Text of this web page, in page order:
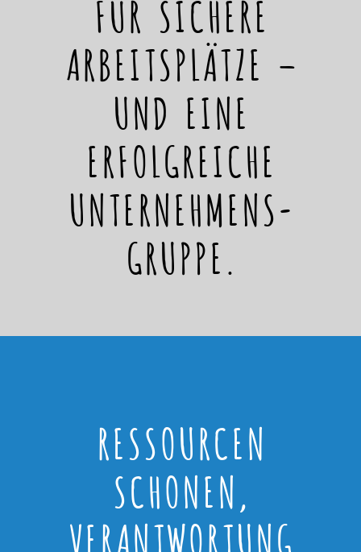
FÜR SICHERE
ARBEITSPLÄTZE –
UND EINE
ERFOLGREICHE
UNTERNEHMENS-
GRUPPE.
RESSOURCEN
SCHONEN,
VERANTWORTUNG